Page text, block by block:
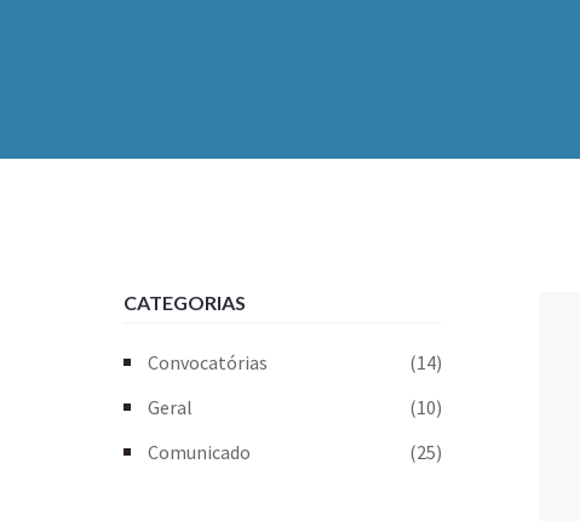
CATEGORIAS
Convocatórias
(14)
Geral
(10)
Comunicado
(25)